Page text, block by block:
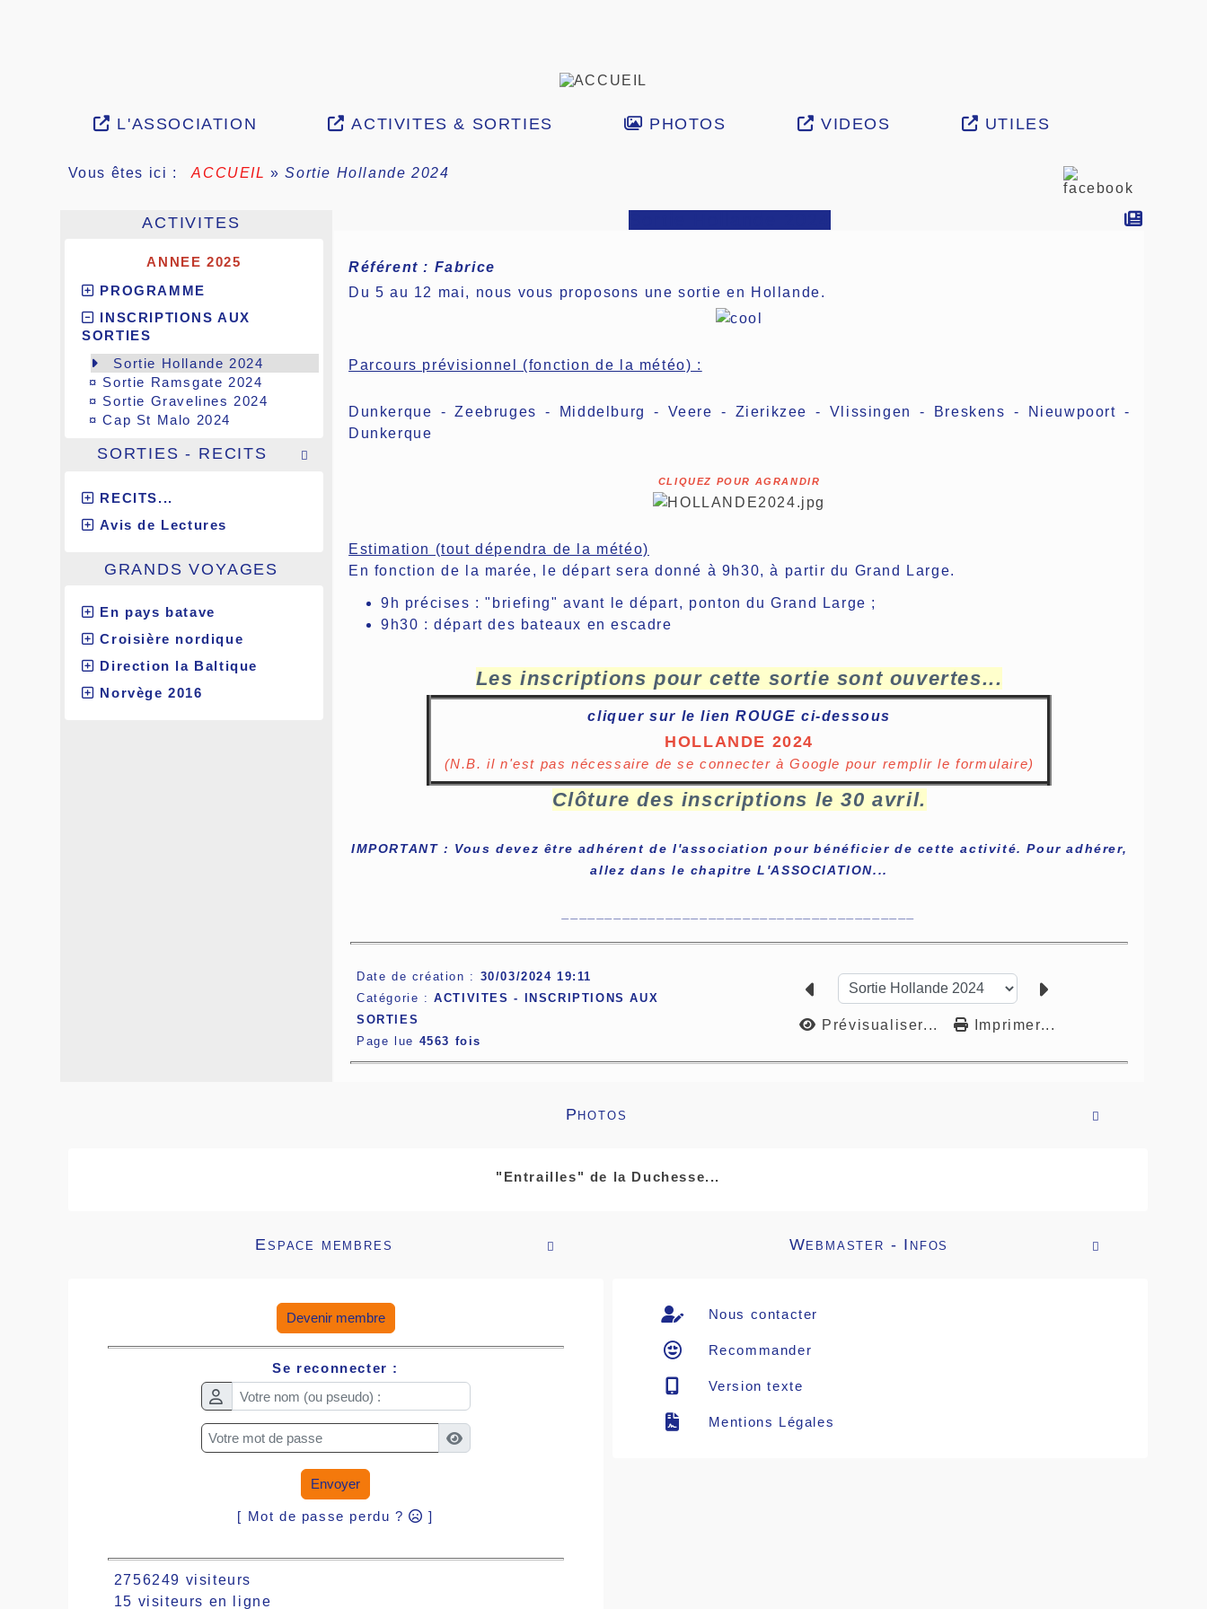
L'ASSOCIATION ACTIVITES & SORTIES PHOTOS VIDEOS UTILES
Vous êtes ici : ACCUEIL»Sortie Hollande 2024
ACTIVITES
ANNEE 2025
PROGRAMME
INSCRIPTIONS AUX
SORTIES
Sortie Hollande 2024
¤ Sortie Ramsgate 2024
¤ Sortie Gravelines 2024
¤Cap St Malo 2024

SORTIES - RECITS
RECITS...
Avis de Lectures
GRANDS VOYAGES
En pays batave
Croisière nordique
Direction la Baltique
Norvège 2016
Référent : Fabrice
Du 5 au 12 mai, nous vous proposons une sortie en Hollande.
Parcours prévisionnel (fonction de la météo) :
Dunkerque - Zeebruges - Middelburg - Veere - Zierikzee - Vlissingen - Breskens - Nieuwpoort -
Dunkerque
CLIQUEZ POUR AGRANDIR
Estimation (tout dépendra de la météo)
En fonction de la marée, le départ sera donné à 9h30, à partir du Grand Large.
9h précises : "briefing" avant le départ, ponton du Grand Large ;
9h30 : départ des bateaux en escadre
Les inscriptions pour cette sortie sont ouvertes...
cliquer sur le lien ROUGE ci-dessous
HOLLANDE 2024
(N.B. il n'est pas nécessaire de se connecter à Google pour remplir le formulaire)
Clôture des inscriptions le 30 avril.
IMPORTANT : Vous devez être adhérent de l'association pour bénéficier de cette activité. Pour adhérer,
allez dans le chapitre L'ASSOCIATION...
Date de création : 30/03/2024 19:11
Catégorie :ACTIVITES -
INSCRIPTIONS AUX
SORTIES
Page lue 4563 fois
Prévisualiser... Imprimer...

Photos
"Entrailles" de la Duchesse...

Espace membres
Devenir membre
Se reconnecter :
Envoyer
[ Mot de passe perdu ? ]
2756249 visiteurs
15 visiteurs en ligne

Webmaster - Infos
Nous contacter
Recommander
Version texte
Mentions Légales